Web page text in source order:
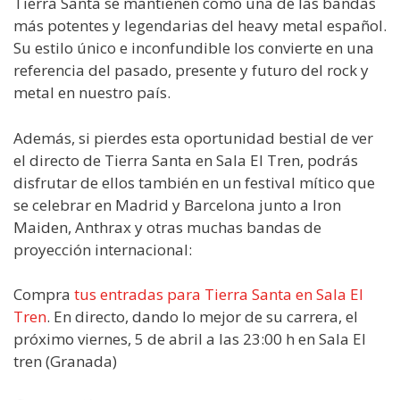
más potentes y legendarias del heavy metal español.
Su estilo único e inconfundible los convierte en una
referencia del pasado, presente y futuro del rock y
metal en nuestro país.
Además, si pierdes esta oportunidad bestial de ver
el directo de Tierra Santa en Sala El Tren, podrás
disfrutar de ellos también en un festival mítico que
se celebrar en Madrid y Barcelona junto a Iron
Maiden, Anthrax y otras muchas bandas de
proyección internacional:
Compra tus entradas para Tierra Santa en Sala El
Tren. En directo, dando lo mejor de su carrera, el
próximo viernes, 5 de abril a las 23:00 h en Sala El
tren (Granada)